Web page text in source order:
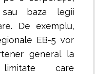
sau baza legii
De exemplu,
EB-5 vor
general la
limitate care